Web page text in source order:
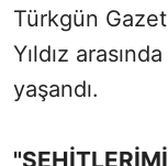
Türkgün
Yıldız
yaşandı.